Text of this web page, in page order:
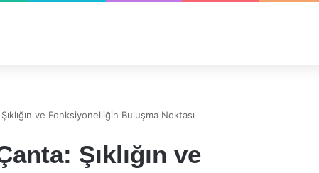
ve Fonksiyonelliğin Buluşma Noktası
Şıklığın ve